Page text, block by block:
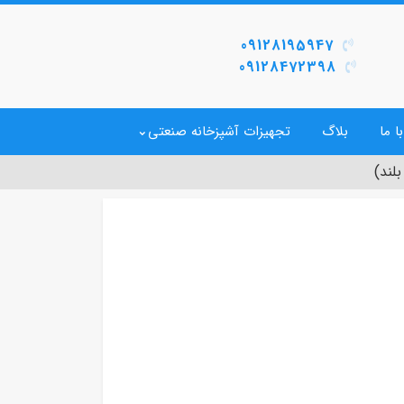
09128195947
09128472398
ما بلاگ تجهیزات آشپزخانه صنعتی